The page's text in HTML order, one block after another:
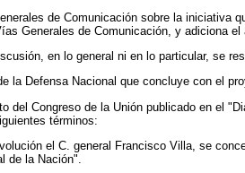
de Comunicación sobre la iniciativa
Generales de Comunicación, y adiciona el
en lo general ni en lo particular, se
la Defensa Nacional que concluye con el
del Congreso de la Unión publicado en el
términos:
el C. general Francisco Villa, se
de la Nación".